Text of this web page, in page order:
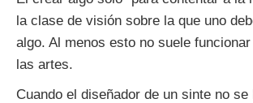
la clase de visión sobre la que uno
algo. Al menos esto no suele
las artes.
Cuando el diseñador de un sinte no se